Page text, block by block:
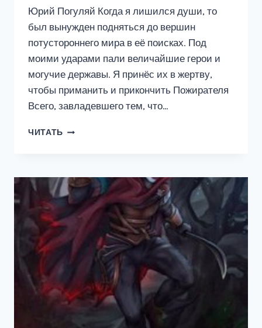
Юрий Погуляй Когда я лишился души, то
был вынужден подняться до вершин
потустороннего мира в её поисках. Под
моими ударами пали величайшие герои и
могучие державы. Я принёс их в жертву,
чтобы приманить и прикончить Пожирателя
Всего, завладевшего тем, что…
ЧИТАТЬ ПОТУСТОРОННИЙ.